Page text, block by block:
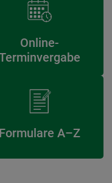
Online-
Formulare A–Z